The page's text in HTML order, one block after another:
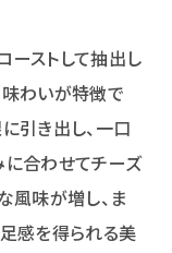
ーストして抽出し
味わいが特徴で
引き出し、一口
に合わせてチーズ
風味が増し、ま
感を得られる美